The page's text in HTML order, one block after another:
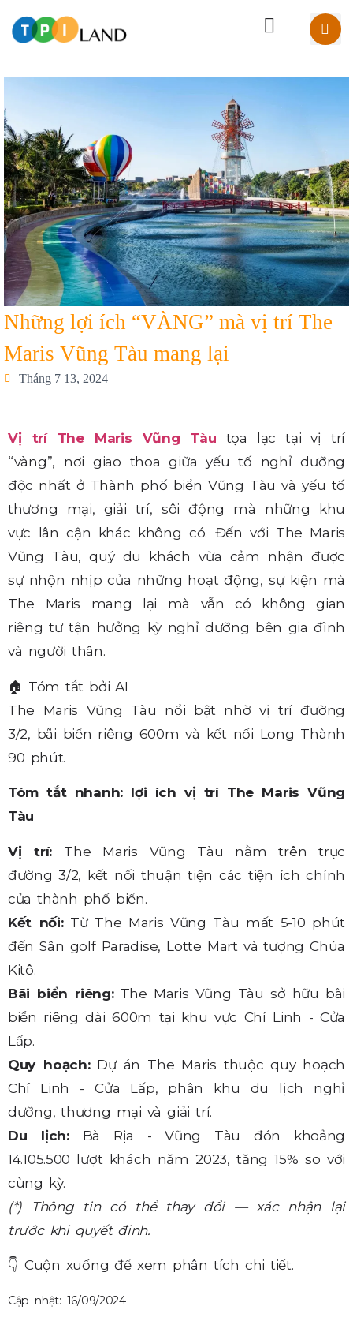
Những lợi ích “VÀNG” mà vị trí The
Maris Vũng Tàu mang lại
Tháng 7 13, 2024
Vị trí The Maris Vũng Tàu tọa lạc tại vị trí
“vàng”, nơi giao thoa giữa yếu tố nghỉ dưỡng
độc nhất ở Thành phố biển Vũng Tàu và yếu tố
thương mại, giải trí, sôi động mà những khu
vực lân cận khác không có. Đến với The Maris
Vũng Tàu, quý du khách vừa cảm nhận được
sự nhộn nhịp của những hoạt động, sự kiện mà
The Maris mang lại mà vẫn có không gian
riêng tư tận hưởng kỳ nghỉ dưỡng bên gia đình
và người thân.
🏠 Tóm tắt bởi AI
The Maris Vũng Tàu nổi bật nhờ vị trí đường
3/2, bãi biển riêng 600m và kết nối Long Thành
90 phút.
Tóm tắt nhanh: lợi ích vị trí The Maris Vũng
Tàu
Vị trí:
The Maris Vũng Tàu nằm trên trục
đường 3/2, kết nối thuận tiện các tiện ích chính
của thành phố biển.
Kết nối: Từ The Maris Vũng Tàu mất 5-10 phút
đến Sân golf Paradise, Lotte Mart và tượng Chúa
Kitô.
Bãi biển riêng: The Maris Vũng Tàu sở hữu bãi
biển riêng dài 600m tại khu vực Chí Linh - Cửa
Lấp.
Quy hoạch: Dự án The Maris thuộc quy hoạch
Chí Linh - Cửa Lấp, phân khu du lịch nghỉ
dưỡng, thương mại và giải trí.
Du lịch:
Bà Rịa - Vũng Tàu đón khoảng
14.105.500 lượt khách năm 2023, tăng 15% so với
cùng kỳ.
(*) Thông tin có thể thay đổi — xác nhận lại
trước khi quyết định.
👇 Cuộn xuống để xem phân tích chi tiết.
Cập nhật: 16/09/2024